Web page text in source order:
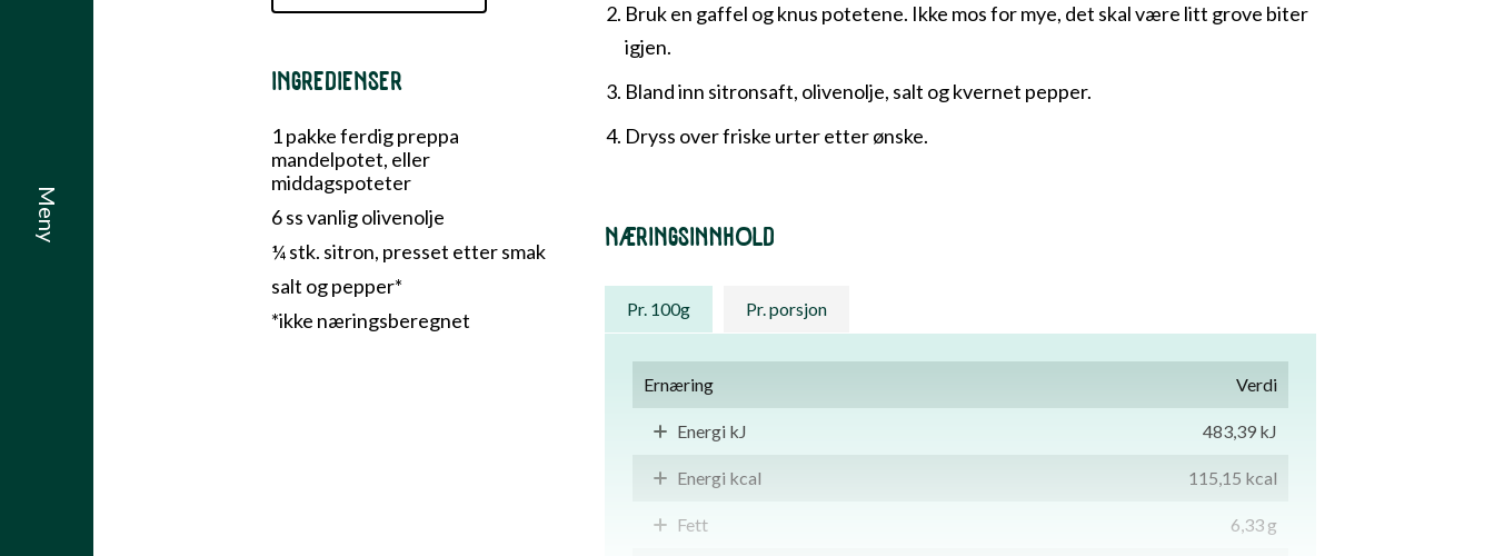
INGREDIENSER
1 pakke ferdig preppa
mandelpotet, eller
middagspoteter
6 ss vanlig olivenolje
¼ stk. sitron, presset etter smak
salt og pepper*
*ikke næringsberegnet
Bruk en gaffel og knus potetene. Ikke mos for mye, det skal være litt grove biter
igjen.
Bland inn sitronsaft, olivenolje, salt og kvernet pepper.
Dryss over friske urter etter ønske.
NÆRINGSINNHOLD
Pr. 100g Pr. porsjon
Ernæring Verdi
Energi kJ 483,39 kJ
Energi kcal 115,15 kcal
Fett 6,33 g